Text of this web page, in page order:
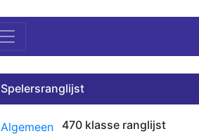
Spelersranglijst
Algemeen 470 klasse ranglijst